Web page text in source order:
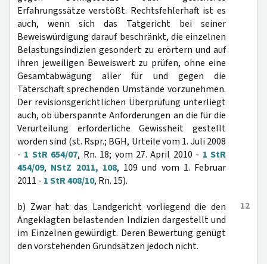
Erfahrungssätze verstößt. Rechtsfehlerhaft ist es
auch, wenn sich das Tatgericht bei seiner
Beweiswürdigung darauf beschränkt, die einzelnen
Belastungsindizien gesondert zu erörtern und auf
ihren jeweiligen Beweiswert zu prüfen, ohne eine
Gesamtabwägung aller für und gegen die
Täterschaft sprechenden Umstände vorzunehmen.
Der revisionsgerichtlichen Überprüfung unterliegt
auch, ob überspannte Anforderungen an die für die
Verurteilung erforderliche Gewissheit gestellt
worden sind (st. Rspr.; BGH, Urteile vom 1. Juli 2008
- 1 StR 654/07, Rn. 18; vom 27. April 2010 - 1 StR
454/09, NStZ 2011, 108, 109 und vom 1. Februar
2011 - 1 StR 408/10, Rn. 15).
12
b) Zwar hat das Landgericht vorliegend die den
Angeklagten belastenden Indizien dargestellt und
im Einzelnen gewürdigt. Deren Bewertung genügt
den vorstehenden Grundsätzen jedoch nicht.